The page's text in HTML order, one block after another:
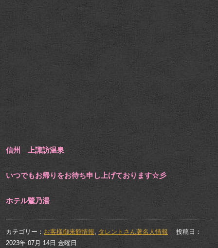
信州 上諏訪温泉
いつでもお帰りをお待ち申し上げております☆彡
ホテル鷺乃湯
カテゴリー： お客様御来館情報, タレントさん著名人情報 ｜投稿日：
2023年 07月 14日 金曜日